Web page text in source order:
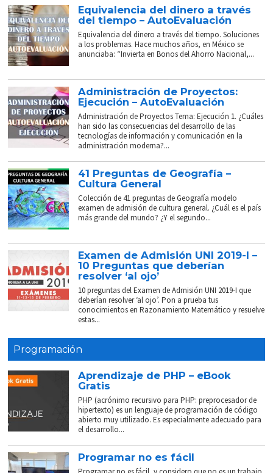
Equivalencia del dinero a través
del tiempo – AutoEvaluación
Equivalencia del dinero a través del tiempo. Soluciones
a los problemas. Hace muchos años, en México se
anunciaba: “Invierta en Bonos del Ahorro Nacional,...
Administración de Proyectos:
Ejecución – AutoEvaluación
Administración de Proyectos Tema: Ejecución 1. ¿Cuáles
han sido las consecuencias del desarrollo de las
tecnologías de información y comunicación en la
administración moderna?...
41 Preguntas de Geografía –
Cultura General
Colección de 41 preguntas de Geografía modelo
examen de admisión de cultura general. ¿Cuál es el país
más grande del mundo? ¿Y el segundo...
Examen de Admisión UNI 2019-I –
10 Preguntas que deberían
resolver ‘al ojo’
10 preguntas del Examen de Admisión UNI 2019-I que
deberían resolver ‘al ojo’. Pon a prueba tus
conocimientos en Razonamiento Matemático y resuelve
estas...
Programación
Aprendizaje de PHP – eBook
Gratis
PHP (acrónimo recursivo para PHP: preprocesador de
hipertexto) es un lenguaje de programación de código
abierto muy utilizado. Es especialmente adecuado para
el desarrollo...
Programar no es fácil